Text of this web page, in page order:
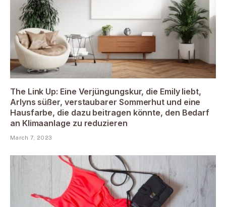
The Link Up: Eine Verjüngungskur, die Emily liebt,
Arlyns süßer, verstaubarer Sommerhut und eine
Hausfarbe, die dazu beitragen könnte, den Bedarf
an Klimaanlage zu reduzieren
March 7, 2023